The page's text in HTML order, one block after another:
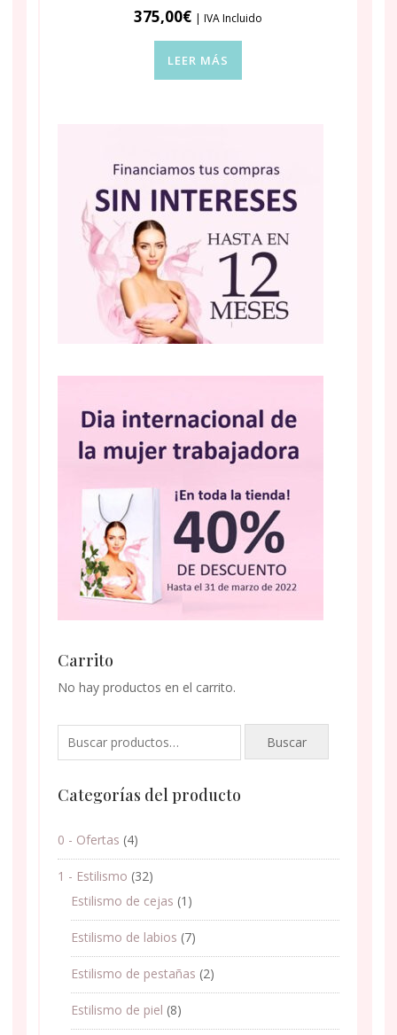
375,00€ | IVA Incluido
LEER MÁS
Carrito
No hay productos en el carrito.
Buscar
Categorías del producto
0 - Ofertas (4)
1 - Estilismo (32)
Estilismo de cejas (1)
Estilismo de labios (7)
Estilismo de pestañas (2)
Estilismo de piel (8)